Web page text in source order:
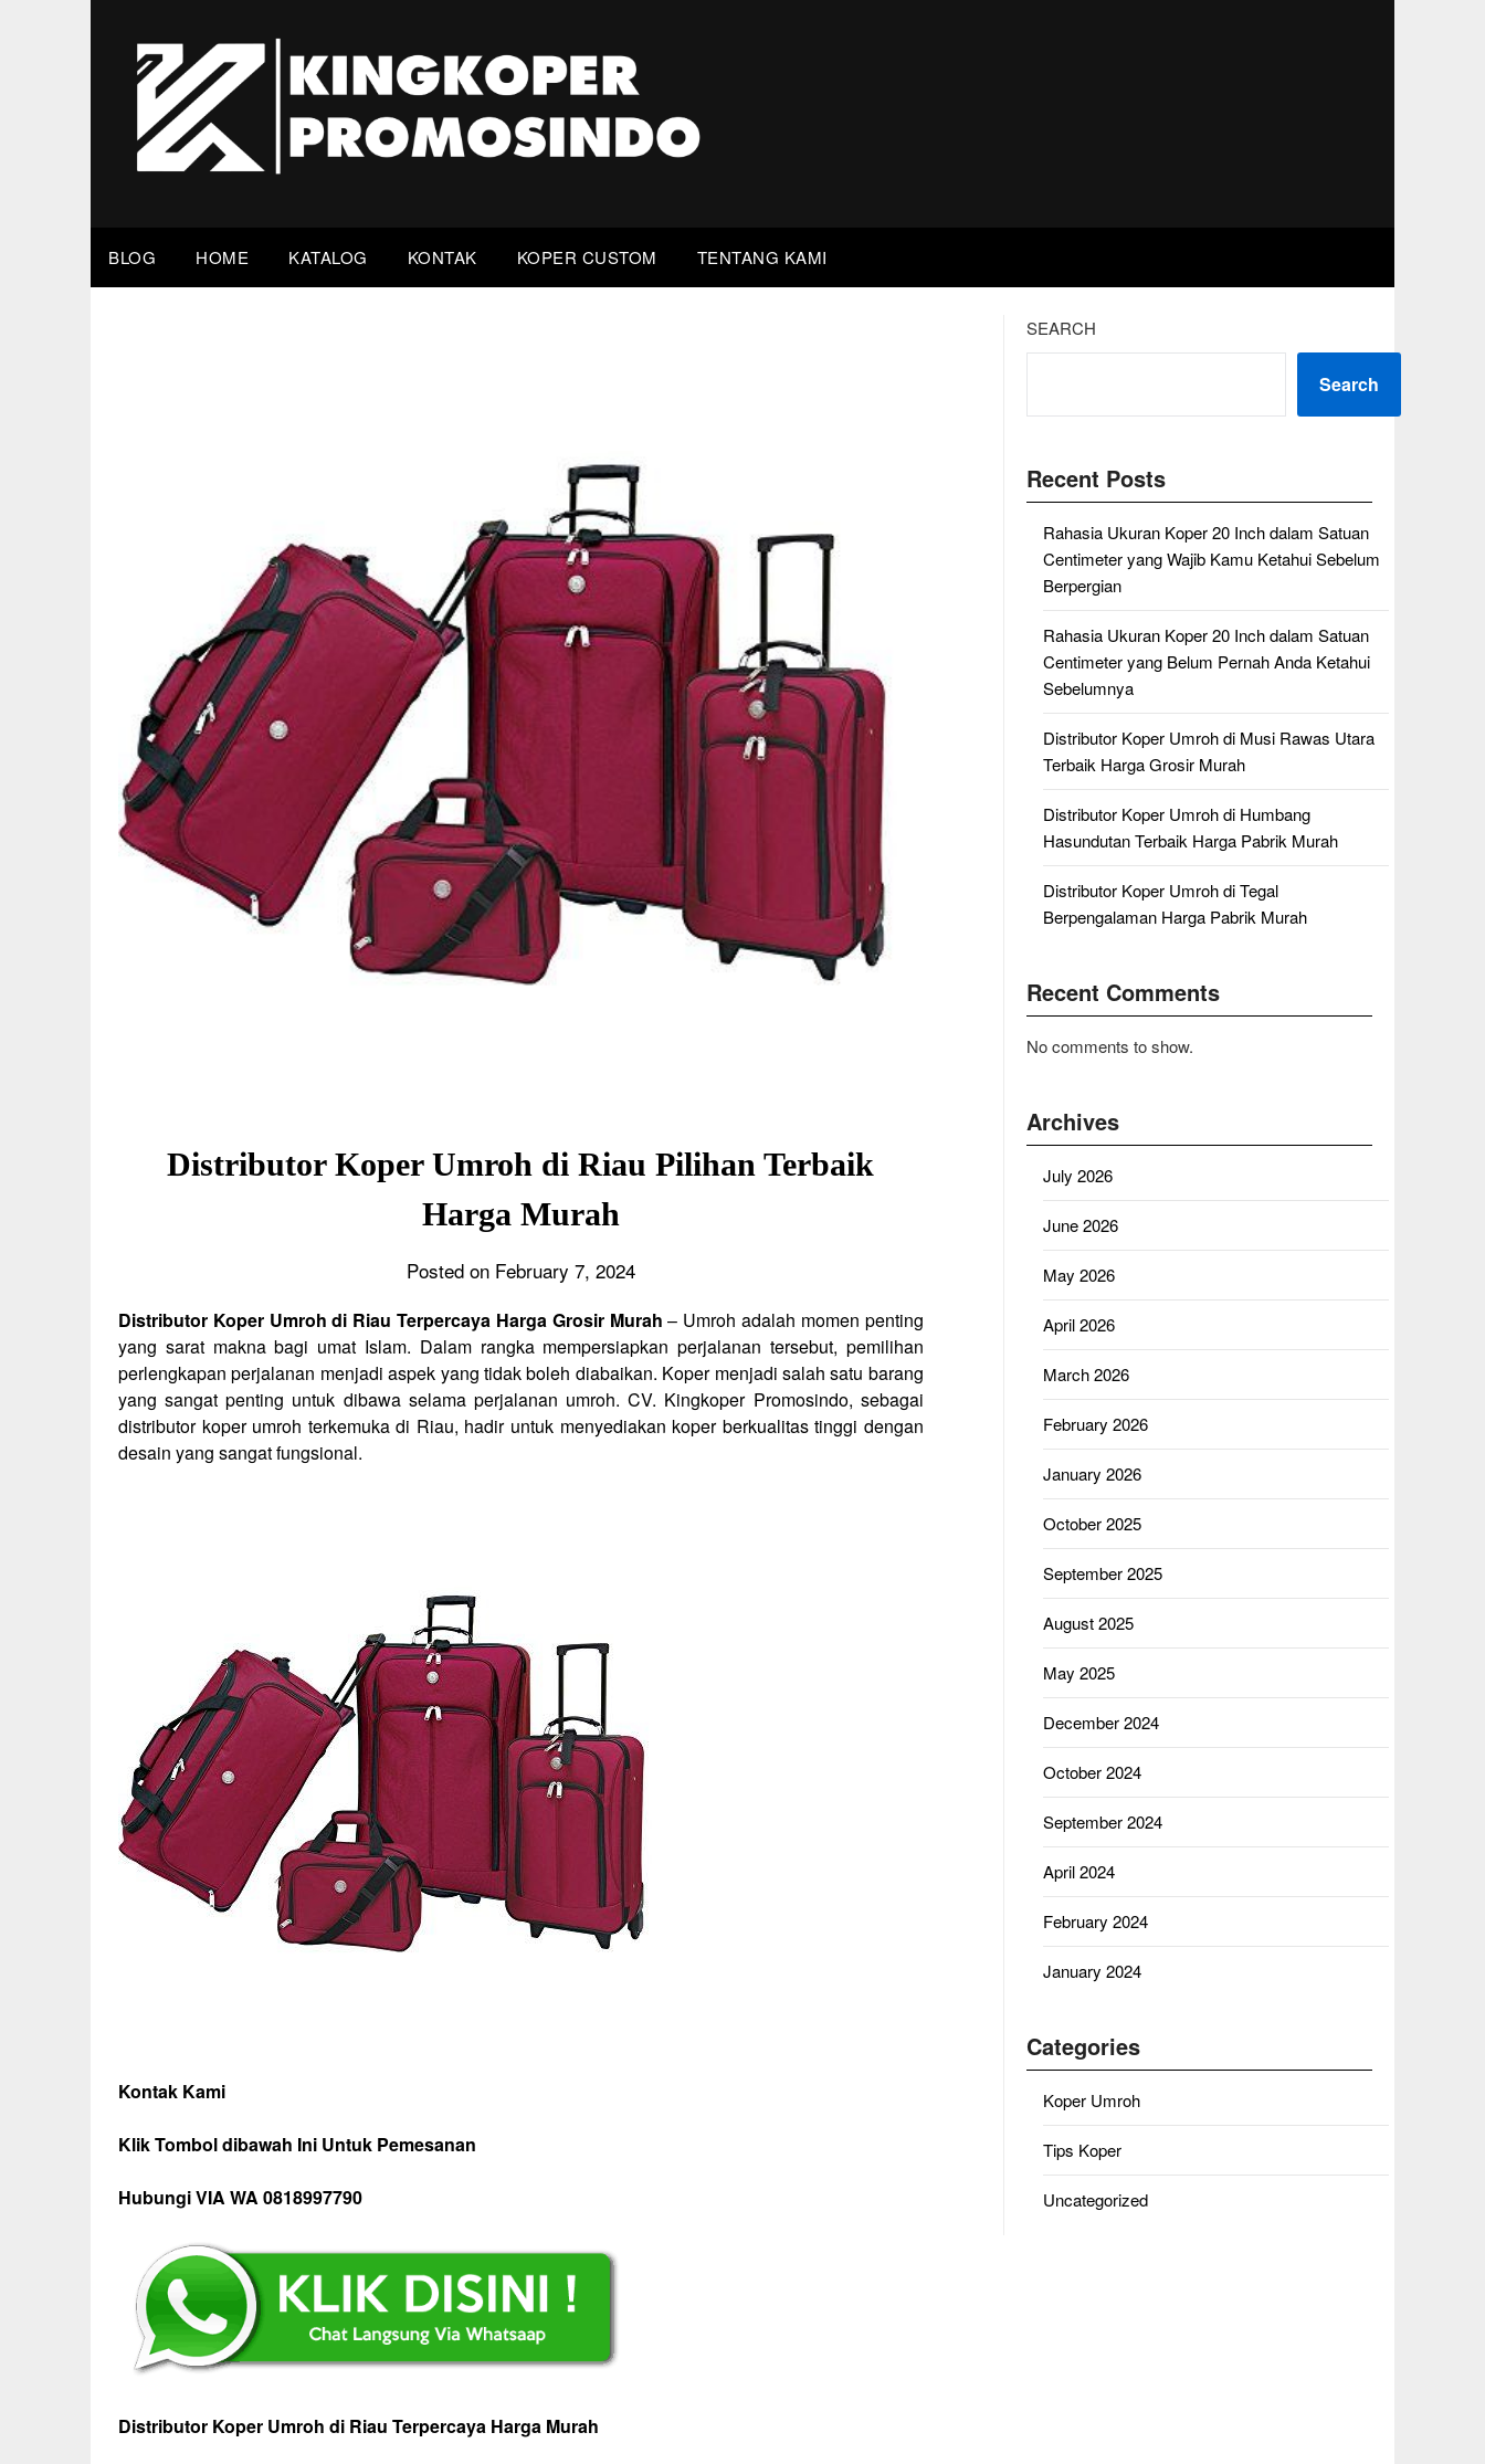
BLOG HOME KATALOG KONTAK KOPER CUSTOM TENTANG KAMI
Distributor Koper Umroh di Riau Pilihan Terbaik
Harga Murah
Posted on February 7, 2024
Distributor Koper Umroh di Riau Terpercaya Harga Grosir Murah – Umroh adalah momen penting
yang sarat makna bagi umat Islam. Dalam rangka mempersiapkan perjalanan tersebut, pemilihan
perlengkapan perjalanan menjadi aspek yang tidak boleh diabaikan. Koper menjadi salah satu barang
yang sangat penting untuk dibawa selama perjalanan umroh. CV. Kingkoper Promosindo, sebagai
distributor koper umroh terkemuka di Riau, hadir untuk menyediakan koper berkualitas tinggi dengan
desain yang sangat fungsional.
Kontak Kami
Klik Tombol dibawah Ini Untuk Pemesanan
Hubungi VIA WA 0818997790
Distributor Koper Umroh di Riau Terpercaya Harga Murah
SEARCH
Search
Recent Posts
Rahasia Ukuran Koper 20 Inch dalam Satuan
Centimeter yang Wajib Kamu Ketahui Sebelum
Berpergian
Rahasia Ukuran Koper 20 Inch dalam Satuan
Centimeter yang Belum Pernah Anda Ketahui
Sebelumnya
Distributor Koper Umroh di Musi Rawas Utara
Terbaik Harga Grosir Murah
Distributor Koper Umroh di Humbang
Hasundutan Terbaik Harga Pabrik Murah
Distributor Koper Umroh di Tegal
Berpengalaman Harga Pabrik Murah
Recent Comments
No comments to show.
Archives
July 2026
June 2026
May 2026
April 2026
March 2026
February 2026
January 2026
October 2025
September 2025
August 2025
May 2025
December 2024
October 2024
September 2024
April 2024
February 2024
January 2024
Categories
Koper Umroh
Tips Koper
Uncategorized